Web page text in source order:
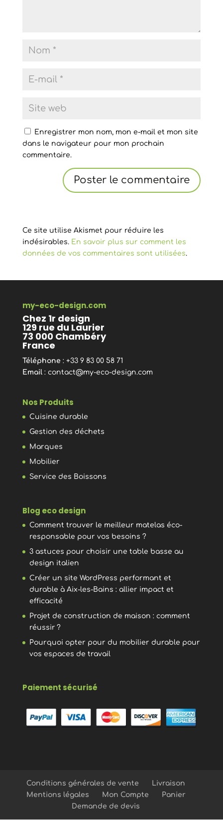
Enregistrer mon nom, mon e-mail et mon site
dans le navigateur pour mon prochain
commentaire.
Ce site utilise Akismet pour réduire les
indésirables. En savoir plus sur comment les
données de vos commentaires sont utilisées.
my-eco-design.com
Chez 1r design
129 rue du Laurier
73 000 Chambéry
France
Téléphone : +33 9 83 00 58 71
Email: contact@my-eco-design.com
Nos Produits
Cuisine durable
Gestion des déchets
Marques
Mobilier
Service des Boissons
Blog eco design
Comment trouver le meilleur matelas éco-
responsable pour vos besoins ?
3 astuces pour choisir une table basse au
design italien
Créer un site WordPress performant et
durable à Aix-les-Bains : allier impact et
efficacité
Projet de construction de maison : comment
réussir ?
Pourquoi opter pour du mobilier durable pour
vos espaces de travail
Paiement sécurisé
Conditions générales de vente
Livraison
Mentions légales
Mon Compte
Panier
Demande de devis